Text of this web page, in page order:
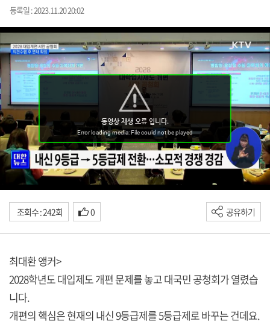
등록일 : 2023.11.20 20:02
조회수 : 242회 0 공유하기
최대환 앵커>
2028학년도 대입제도 개편 문제를 놓고 대국민 공청회가 열렸습
니다.
개편의 핵심은 현재의 내신 9등급제를 5등급제로 바꾸는 건데요.